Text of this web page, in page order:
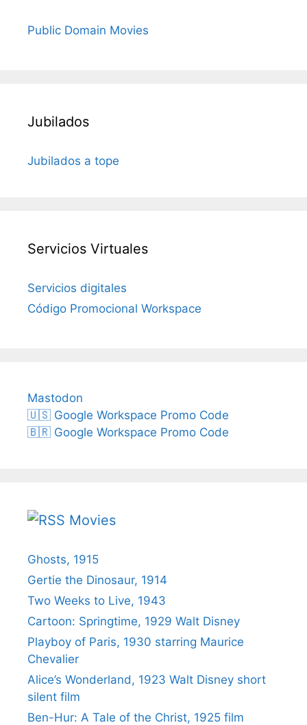
Public Domain Movies
Jubilados
Jubilados a tope
Servicios Virtuales
Servicios digitales
Código Promocional Workspace
Mastodon
🇺🇸 Google Workspace Promo Code
🇧🇷 Google Workspace Promo Code
Movies
Ghosts, 1915
Gertie the Dinosaur, 1914
Two Weeks to Live, 1943
Cartoon: Springtime, 1929 Walt Disney
Playboy of Paris, 1930 starring Maurice
Chevalier
Alice’s Wonderland, 1923 Walt Disney short
silent film
Ben-Hur: A Tale of the Christ, 1925 film